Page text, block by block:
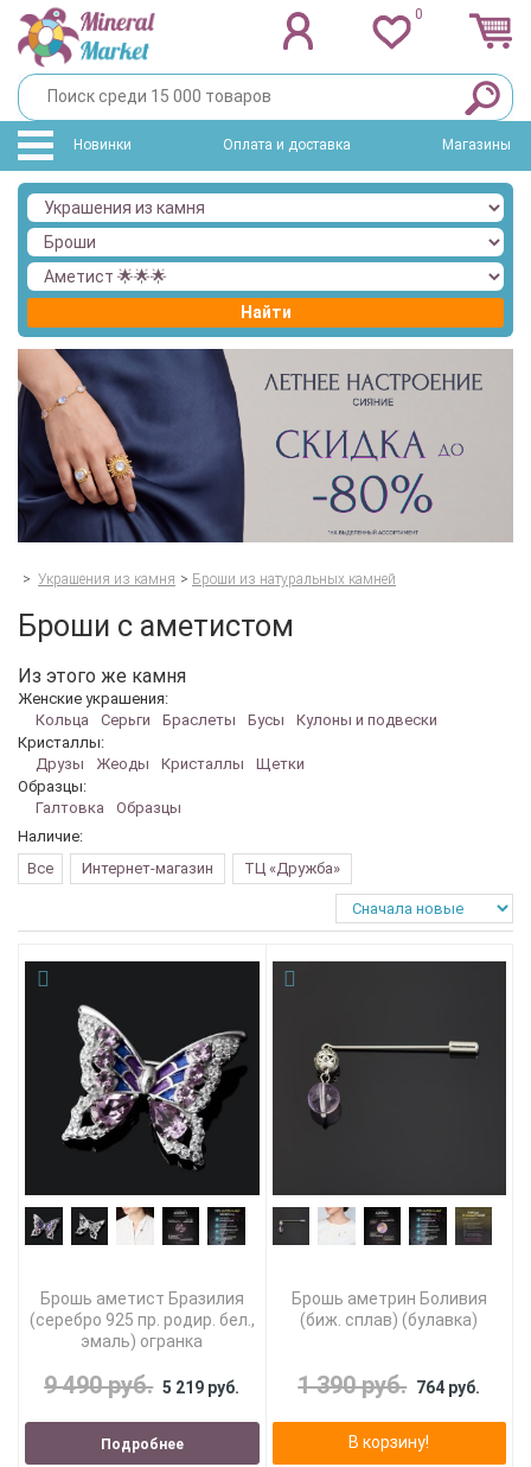
0
Новинки Оплата и доставка Магазины
Найти
> Украшения из камня > Броши из натуральных камней
Броши с аметистом
Из этого же камня
Женские украшения:
Кольца
Серьги Браслеты Бусы
Кулоны и подвески
Кристаллы:
Друзы
Жеоды Кристаллы
Щетки
Образцы:
Галтовка
Образцы
Наличие:
Все
Интернет-магазин ТЦ «Дружба»
Брошь аметист Бразилия
(серебро 925 пр. родир. бел.,
эмаль) огранка
9 490 руб. 5 219 руб.
Подробнее
Брошь аметрин Боливия
(биж. сплав) (булавка)
1 390 руб. 764 руб.
В корзину!